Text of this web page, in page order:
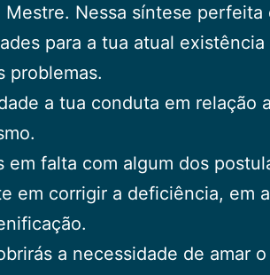
Mestre. Nessa síntese perfeita
para a tua atual existência
problemas.
a tua conduta em relação
em falta com algum dos
em corrigir a deficiência, em
a necessidade de amar